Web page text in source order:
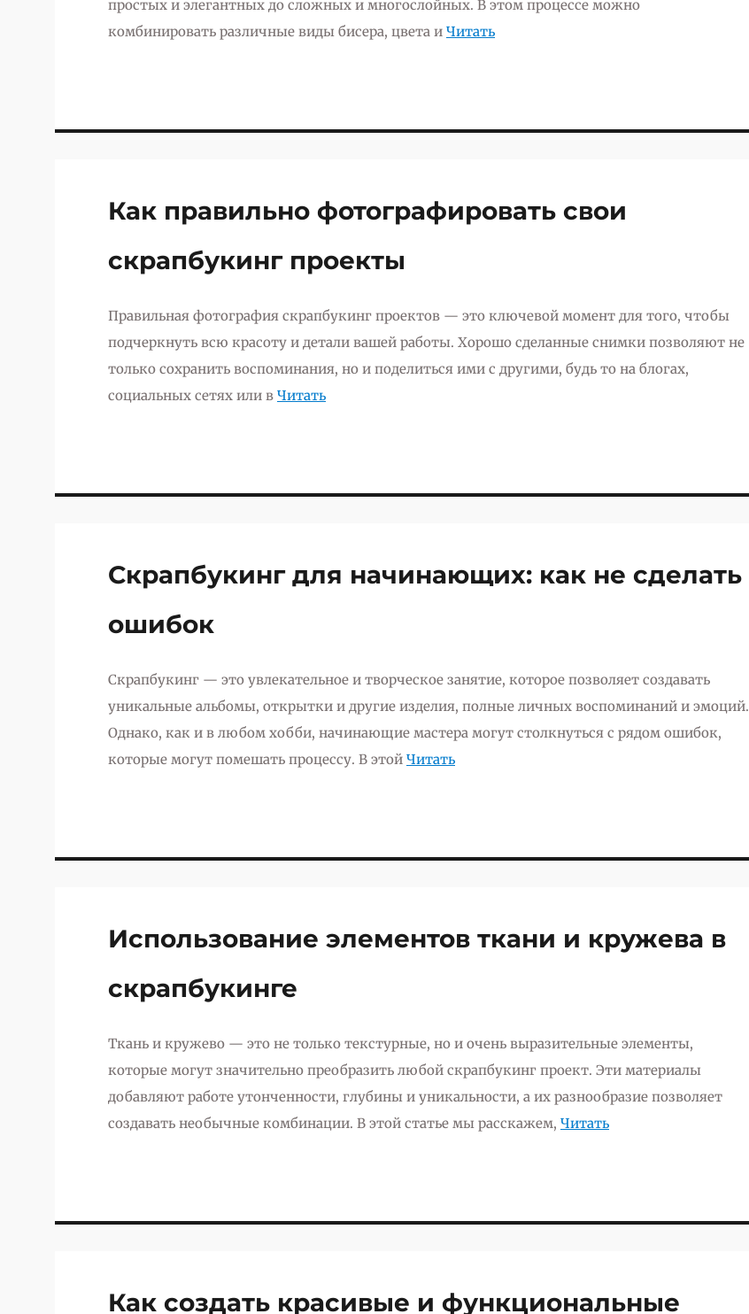
простых и элегантных до сложных и многослойных. В этом процессе можно
комбинировать различные виды бисера, цвета и Читать
Как правильно фотографировать свои
скрапбукинг проекты
Правильная фотография скрапбукинг проектов — это ключевой момент для того, чтобы
подчеркнуть всю красоту и детали вашей работы. Хорошо сделанные снимки позволяют не
только сохранить воспоминания, но и поделиться ими с другими, будь то на блогах,
социальных сетях или в Читать
Скрапбукинг для начинающих: как не сделать
ошибок
Скрапбукинг — это увлекательное и творческое занятие, которое позволяет создавать
уникальные альбомы, открытки и другие изделия, полные личных воспоминаний и эмоций.
Однако, как и в любом хобби, начинающие мастера могут столкнуться с рядом ошибок,
которые могут помешать процессу. В этой Читать
Использование элементов ткани и кружева в
скрапбукинге
Ткань и кружево — это не только текстурные, но и очень выразительные элементы,
которые могут значительно преобразить любой скрапбукинг проект. Эти материалы
добавляют работе утонченности, глубины и уникальности, а их разнообразие позволяет
создавать необычные комбинации. В этой статье мы расскажем, Читать
Как создать красивые и функциональные